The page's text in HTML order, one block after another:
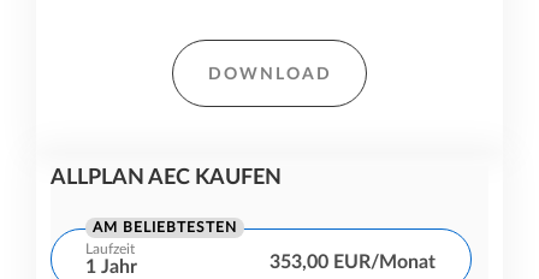
DOWNLOAD
ALLPLAN AEC KAUFEN
AM BELIEBTESTEN
353,00 EUR/Monat
Laufzeit
1 Jahr